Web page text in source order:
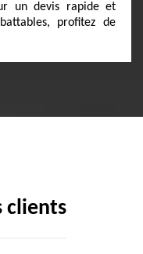
un devis rapide et
profitez de
clients